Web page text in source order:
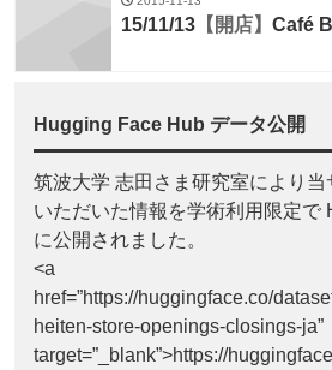
15/11/13 【開店】 Café
Hugging Face Hub データ公開
筑波大学 志田さま研究室により当
いただいた情報を学術利用限定で
に公開されました。
<a
href=”https://huggingface.co/
heiten-store-openings-closings-ja”
target=”_blank”>https://